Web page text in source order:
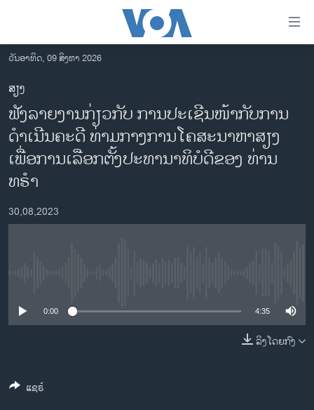
ເຂົ້າ
ຫາ
ຂ້າມ
ຂ້າມ
ຂ້າມ
ໄປ
ຫາ
ຊອກ
ລາວ
ອາເມຣິກາ
ການເລືອກຕັ້ງ ປະທານາທີບໍດີ ສະຫະລັດ 2024
ຂ່າວ​ຈີນ
ເອເຊຍ
ວິທະຍາສາດ-ເທັກໂນໂລຈີ
ພາສາອັງກິດ
ວັນອາທິດ, 09 ສິງຫາ 2026
ສຽງ
ຟັງລາຍງານກ່ຽວກັບ ການປະເຊີນໜ້າກັບການ
ດໍາເນີນຄະດີ ທ່າມກາງການໂຄສະນາຫາສຽງ
ເພື່ອການເລືອກຕັ້ງປະທານາທິບໍດີຂອງ ທ່ານ
ທຣໍາ
30,08,2023
0:00 4:35
ລິງໂດຍກົງ
ແຊຣ໌